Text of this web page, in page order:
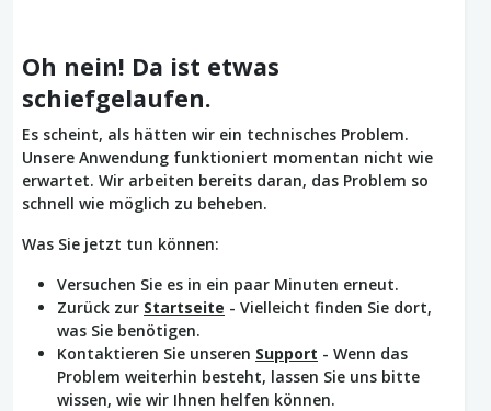
Oh nein! Da ist etwas
schiefgelaufen.
Es scheint, als hätten wir ein technisches Problem.
Unsere Anwendung funktioniert momentan nicht wie
erwartet. Wir arbeiten bereits daran, das Problem so
schnell wie möglich zu beheben.
Was Sie jetzt tun können:
Versuchen Sie es in ein paar Minuten erneut.
Zurück zur Startseite - Vielleicht finden Sie dort,
was Sie benötigen.
Kontaktieren Sie unseren Support - Wenn das
Problem weiterhin besteht, lassen Sie uns bitte
wissen, wie wir Ihnen helfen können.